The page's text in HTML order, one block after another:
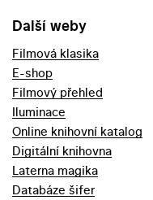
Další weby
Filmová klasika
E-shop
Filmový přehled
Iluminace
Online knihovní katalog
Digitální knihovna
Laterna magika
Databáze šifer